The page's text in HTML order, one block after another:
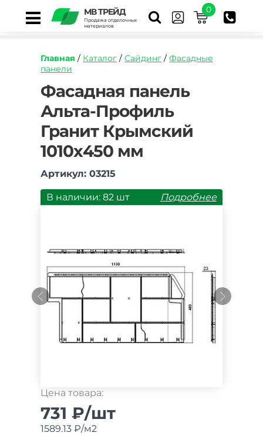
МВ ТРЕЙД
Продажа отделочных
материалов
0
Главная / Каталог / Сайдинг / Фасадные
панели
https://mvtrade.ru/images/id/normal/
panel-
alta-
profil-
granit-
krymskiy.jpg
Фасадная панель
Альта-Профиль
Гранит Крымский
1010х450 мм
Артикул: 03215
В наличии: 82 шт Подробнее
Цена товара:
731 ₽/шт
1589.13 ₽/м2